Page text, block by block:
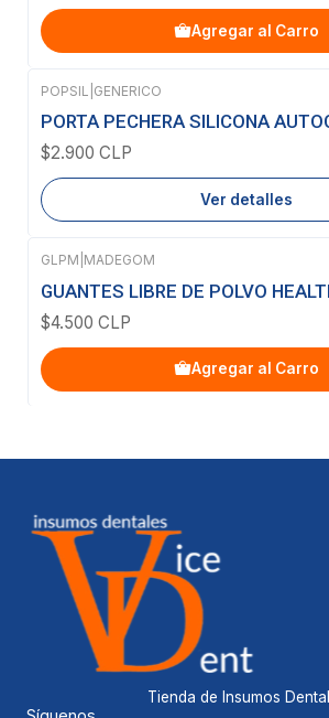
Agregar al Carro
Agotado
POPSIL GENERICO
PORTA PECHERA SILICONA
$2.900 CLP
Ver detalles
GLPM MADEGOM
GUANTES LIBRE DE POLVO
$4.500 CLP
Agregar al Carro
Tienda de Insumos